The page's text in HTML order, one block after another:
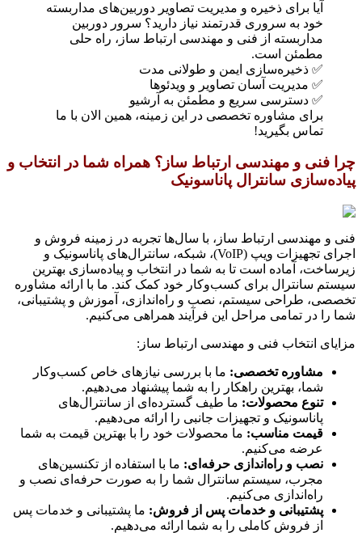
آیا برای ذخیره و مدیریت تصاویر دوربین‌های مداربسته
خود به سروری قدرتمند نیاز دارید؟ سرور دوربین
مداربسته از فنی و مهندسی ارتباط ساز، راه حلی
مطمئن است.
✅ ذخیره‌سازی ایمن و طولانی مدت
✅ مدیریت آسان تصاویر و ویدئوها
✅ دسترسی سریع و مطمئن به آرشیو
برای مشاوره تخصصی در این زمینه، همین الان با ما
تماس بگیرید!
چرا فنی و مهندسی ارتباط ساز؟ همراه شما در انتخاب و
پیاده‌سازی سانترال پاناسونیک
فنی و مهندسی ارتباط ساز، با سال‌ها تجربه در زمینه فروش و
اجرای تجهیزات ویپ (VoIP)، شبکه، سانترال‌های پاناسونیک و
زیرساخت، آماده است تا به شما در انتخاب و پیاده‌سازی بهترین
سیستم سانترال برای کسب‌وکار خود کمک کند. ما با ارائه مشاوره
تخصصی، طراحی سیستم، نصب و راه‌اندازی، آموزش و پشتیبانی،
شما را در تمامی مراحل این فرآیند همراهی می‌کنیم.
مزایای انتخاب فنی و مهندسی ارتباط ساز:
مشاوره تخصصی: ما با بررسی نیازهای خاص کسب‌وکار
شما، بهترین راهکار را به شما پیشنهاد می‌دهیم.
تنوع محصولات: ما طیف گسترده‌ای از سانترال‌های
پاناسونیک و تجهیزات جانبی را ارائه می‌دهیم.
قیمت مناسب: ما محصولات خود را با بهترین قیمت به شما
عرضه می‌کنیم.
نصب و راه‌اندازی حرفه‌ای: ما با استفاده از تکنسین‌های
مجرب، سیستم سانترال شما را به صورت حرفه‌ای نصب و
راه‌اندازی می‌کنیم.
پشتیبانی و خدمات پس از فروش: ما پشتیبانی و خدمات پس
از فروش کاملی را به شما ارائه می‌دهیم.